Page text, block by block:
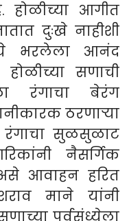
आगीत
दुःखे नाहीशी
भरलेला आनंद
सणाची
रंगाचा बेरंग
ठरणाऱ्या
रंगाचा सुळसुळाट
नैसर्गिक
आवाहन हरित
माने यांनी
पूर्वसंध्येला